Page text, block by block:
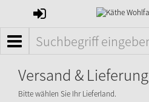
ANMELDEN
MENÜ
Versand & Lieferung
Bitte wählen Sie Ihr Lieferland.